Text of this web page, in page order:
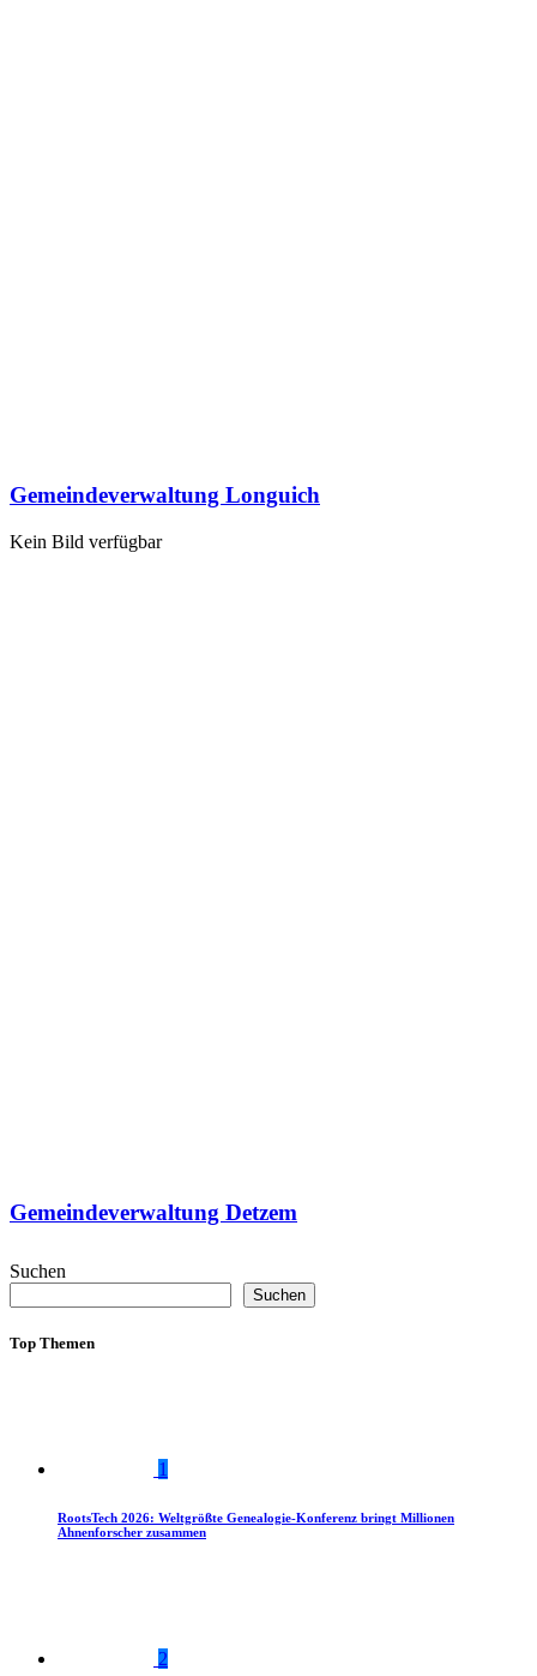
Gemeindeverwaltung Longuich
Kein Bild verfügbar
Gemeindeverwaltung Detzem
Suchen
Suchen
Top Themen
1
RootsTech 2026: Weltgrößte Genealogie-Konferenz bringt Millionen
Ahnenforscher zusammen
2